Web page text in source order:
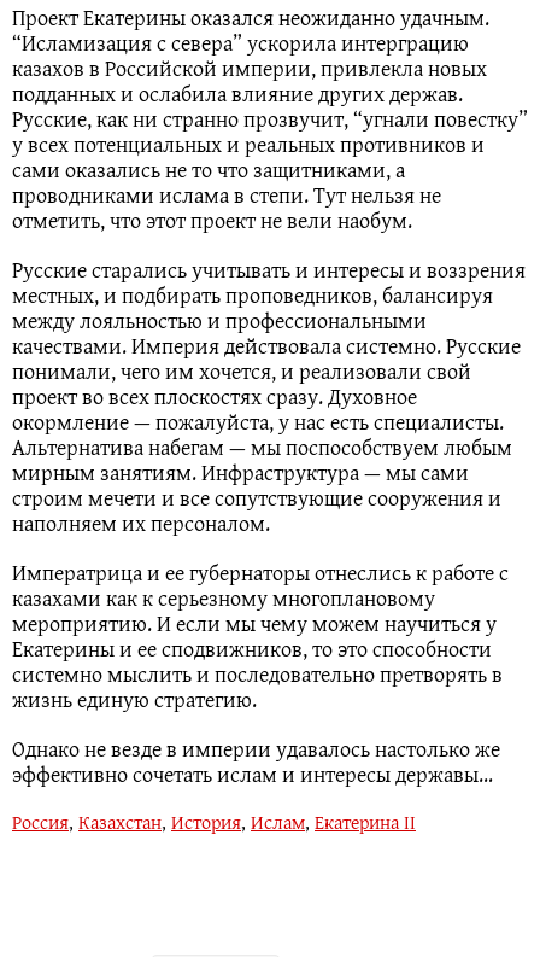
Проект Екатерины оказался неожиданно удачным.
“Исламизация с севера” ускорила интерграцию
казахов в Российской империи, привлекла новых
подданных и ослабила влияние других держав.
Русские, как ни странно прозвучит, “угнали повестку”
у всех потенциальных и реальных противников и
сами оказались не то что защитниками, а
проводниками ислама в степи. Тут нельзя не
отметить, что этот проект не вели наобум.
Русские старались учитывать и интересы и воззрения
местных, и подбирать проповедников, балансируя
между лояльностью и профессиональными
качествами. Империя действовала системно. Русские
понимали, чего им хочется, и реализовали свой
проект во всех плоскостях сразу. Духовное
окормление — пожалуйста, у нас есть специалисты.
Альтернатива набегам — мы поспособствуем любым
мирным занятиям. Инфраструктура — мы сами
строим мечети и все сопутствующие сооружения и
наполняем их персоналом.
Императрица и ее губернаторы отнеслись к работе с
казахами как к серьезному многоплановому
мероприятию. И если мы чему можем научиться у
Екатерины и ее сподвижников, то это способности
системно мыслить и последовательно претворять в
жизнь единую стратегию.
Однако не везде в империи удавалось настолько же
эффективно сочетать ислам и интересы державы…
Россия, Казахстан, История, Ислам, Екатерина II